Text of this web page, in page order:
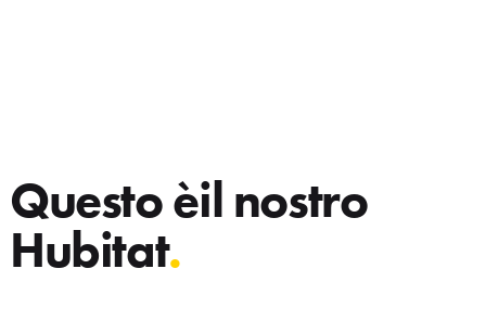
Questo èil nostro
Hubitat.